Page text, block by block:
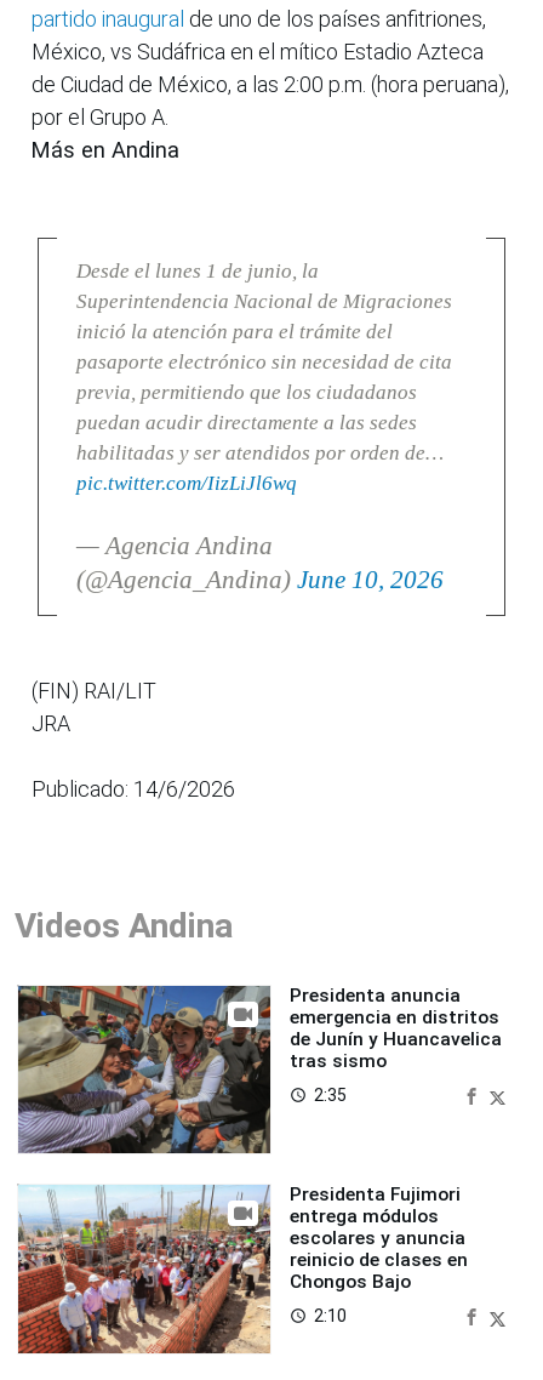
partido inaugural de uno de los países anfitriones,
México, vs Sudáfrica en el mítico Estadio Azteca
de Ciudad de México, a las 2:00 p.m. (hora peruana),
por el Grupo A.
Más en Andina
Desde el lunes 1 de junio, la
Superintendencia Nacional de Migraciones
inició la atención para el trámite del
pasaporte electrónico sin necesidad de cita
previa, permitiendo que los ciudadanos
puedan acudir directamente a las sedes
habilitadas y ser atendidos por orden de…
pic.twitter.com/IizLiJl6wq
— Agencia Andina
(@Agencia_Andina) June 10, 2026
(FIN) RAI/LIT
JRA
Publicado: 14/6/2026
Videos Andina
Presidenta anuncia
emergencia en distritos
de Junín y Huancavelica
tras sismo
access_time 2:35
Presidenta Fujimori
entrega módulos
escolares y anuncia
reinicio de clases en
Chongos Bajo
access_time 2:10